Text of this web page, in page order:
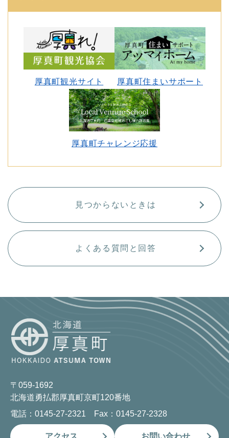
厚真町観光サイト 厚真町住まいサポート
厚真町チャレンジ応援
見つからないときは
よくある質問と回答
〒059-1692
北海道勇払郡厚真町京町120番地
電話：0145-27-2321 Fax：0145-27-2328
アクセス お問い合わせ